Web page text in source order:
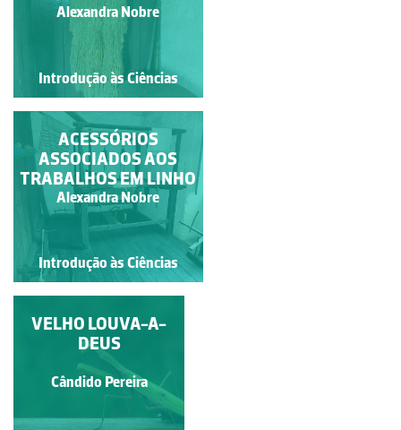
Alexandra Nobre
Introdução às Ciências
Alexandra Nobre
Introdução às Ciências
UTENSÍLIOS
TRADICIONAIS PARA
A PRODUÇÃO DE
QUEIJO
Alexandra Nobre
Introdução às Ciências
ACESSÓRIOS
ASSOCIADOS AOS
TRABALHOS EM LINHO
Alexandra Nobre
Introdução às Ciências
SEPARAÇÃO DAS
FOLHAS DE CHÁ
Guilherme Monteiro
VELHO LOUVA-A-
DEUS
Cândido Pereira